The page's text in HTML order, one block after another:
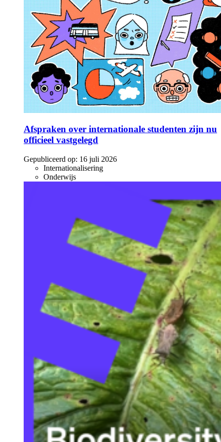
Afspraken over internationale studenten zijn nu
officieel vastgelegd
Gepubliceerd op: 16 juli 2026
Internationalisering
Onderwijs